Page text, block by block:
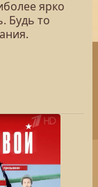
ярко
Будь то